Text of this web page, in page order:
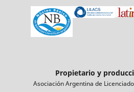
Propietario y
Asociación Argentina de